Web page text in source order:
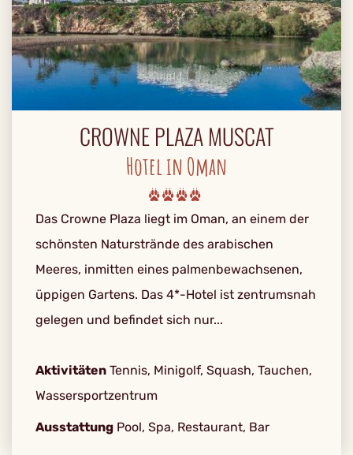
CROWNE PLAZA MUSCAT
Hotel in Oman
Das Crowne Plaza liegt im Oman, an einem der
schönsten Naturstrände des arabischen
Meeres, inmitten eines palmenbewachsenen,
üppigen Gartens. Das 4*-Hotel ist zentrumsnah
gelegen und befindet sich nur...
Aktivitäten Tennis, Minigolf, Squash, Tauchen,
Wassersportzentrum
Ausstattung Pool, Spa, Restaurant, Bar